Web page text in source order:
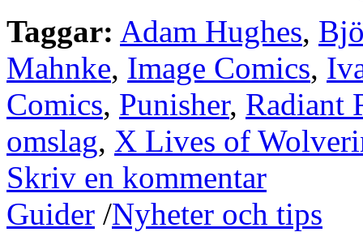
Taggar: Adam Hughes,
Mahnke, Image Comics,
Comics, Punisher, Radiant
omslag, X Lives of
Skriv en kommentar
Guider /Nyheter och tips